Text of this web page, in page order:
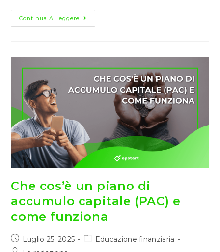
Continua A Leggere Networking
E
Sono
Ancora
Strategici
Del
Capitale
Che cos’è un piano di
accumulo capitale (PAC) e
come funziona
Articolo
pubblicato:
Luglio 25, 2025
Categoria
Educazione finanziaria